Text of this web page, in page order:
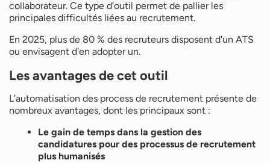
collaborateur. Ce type d’outil permet de pallier les
principales difficultés liées au recrutement.
En 2025, plus de 80 % des recruteurs disposent d'un ATS
ou envisagent d'en adopter un.
Les avantages de cet outil
L’automatisation des process de recrutement présente de
nombreux avantages, dont les principaux sont :
Le gain de temps dans la gestion des
candidatures pour des processus de recrutement
plus humanisés